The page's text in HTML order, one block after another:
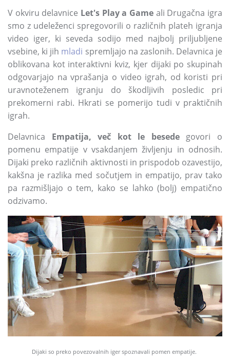
V okviru delavnice Let's Play a Game ali Drugačna igra
smo z udeleženci spregovorili o različnih plateh igranja
video iger, ki seveda sodijo med najbolj priljubljene
vsebine, ki jih mladi spremljajo na zaslonih. Delavnica je
oblikovana kot interaktivni kviz, kjer dijaki po skupinah
odgovarjajo na vprašanja o video igrah, od koristi pri
uravnoteženem igranju do škodljivih posledic pri
prekomerni rabi. Hkrati se pomerijo tudi v praktičnih
igrah.
Delavnica Empatija, več kot le besedegovori o
pomenu empatije v vsakdanjem življenju in odnosih.
Dijaki preko različnih aktivnosti in prispodob ozavestijo,
kakšna je razlika med sočutjem in empatijo, prav tako
pa razmišljajo o tem, kako se lahko (bolj) empatično
odzivamo.
Dijaki so preko povezovalnih iger spoznavali pomen empatije.